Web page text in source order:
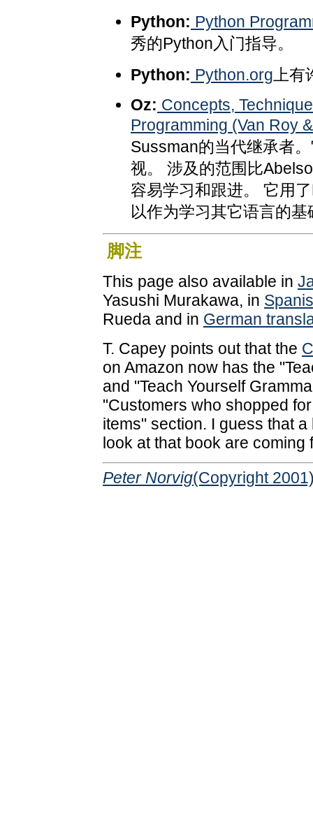
Python: Python
秀的Python入门指导。
Python: Python.org 上
Oz: Concepts,
Programming (Van Roy
Sussman的当代继承者
视。 涉及的范围比
容易学习和跟进。 它用
以作为学习其它语言的基
脚注
This page also available in
Yasushi Murakawa, in
Rueda and in German
T. Capey points out that the
on Amazon now has the
and "Teach Yourself
"Customers who shopped
items" section. I guess that
look at that book are coming
Peter Norvig(Copyright